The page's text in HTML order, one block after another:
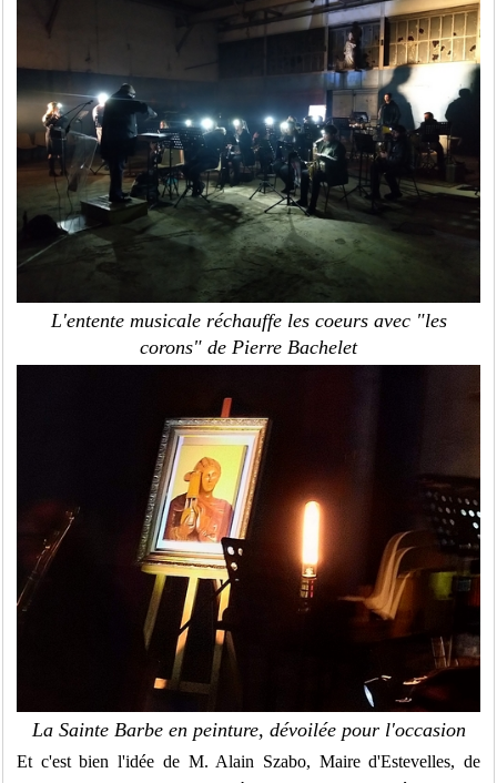
L'entente musicale réchauffe les coeurs avec "les
corons" de Pierre Bachelet
La Sainte Barbe en peinture, dévoilée pour l'occasion
Et c'est bien l'idée de M. Alain Szabo, Maire d'Estevelles, de